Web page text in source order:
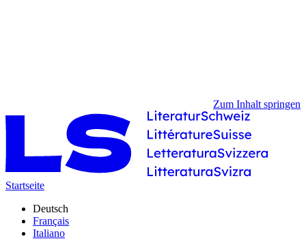
Zum Inhalt springen
Startseite
Deutsch
Français
Italiano